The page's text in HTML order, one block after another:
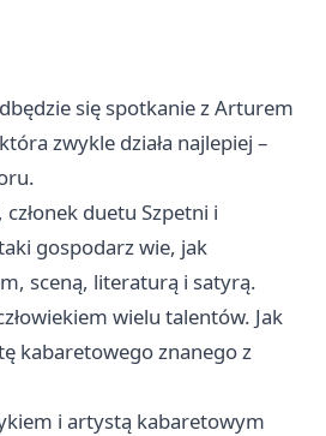
się spotkanie z Arturem
zwykle działa najlepiej –
duetu Szpetni i
gospodarz wie, jak
sceną, literaturą i satyrą.
wielu talentów. Jak
kabaretowego znanego z
i artystą kabaretowym